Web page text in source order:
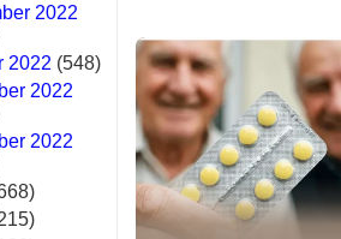
Pemwanthiye Song Lyrics - පෙම්වන්තියේ ගීතයේ
Manobhawa Song Lyrics - මනෝභව ගීතයේ පද පෙළ
Akahe Indala Song Lyrics - ආකාහේ ඉඳලා ගීතයේ
Raawaya Song Lyrics - රාවය ගීතයේ පද පෙළ
2022
2022 (548)
2022
2022